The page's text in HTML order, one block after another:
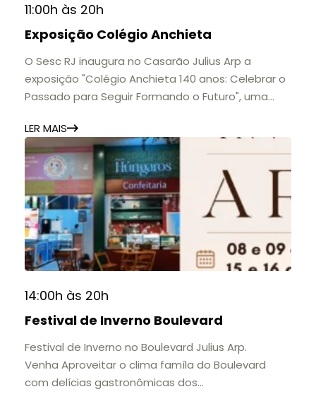
11:00h às 20h
Exposição Colégio Anchieta
O Sesc RJ inaugura no Casarão Julius Arp a
exposição "Colégio Anchieta 140 anos: Celebrar o
Passado para Seguir Formando o Futuro", uma
importantes instituições de ensino de Nova
Friburgo e do Brasil.
A mostra convida o público a conhecer o legado
do Colégio Anchieta por meio de documentos,
histórias e marcos que evidenciam sua
contribuição para a educação, a cultura e a
formação de gerações.
📍 Casarão Julius Arp
📅 Até 30 de setembro
11h às 17h
🎟️ Entrada gratuita.
LER MAIS
14:00h às 20h
Festival de Inverno Boulevard
Festival de Inverno no Boulevard Julius Arp.
Venha Aproveitar o clima famíla do Boulevard
com delícias gastronômicas dos